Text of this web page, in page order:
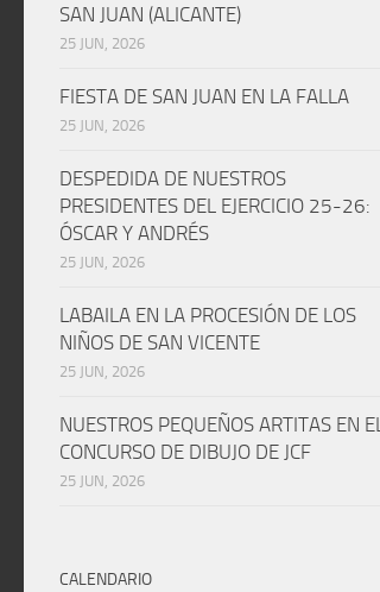
SAN JUAN (ALICANTE)
25 JUN, 2026
FIESTA DE SAN JUAN EN LA FALLA
25 JUN, 2026
DESPEDIDA DE NUESTROS
PRESIDENTES DEL EJERCICIO 25-26:
ÓSCAR Y ANDRÉS
25 JUN, 2026
LABAILA EN LA PROCESIÓN DE LOS
NIÑOS DE SAN VICENTE
25 JUN, 2026
NUESTROS PEQUEÑOS ARTITAS EN EL
CONCURSO DE DIBUJO DE JCF
25 JUN, 2026
CALENDARIO